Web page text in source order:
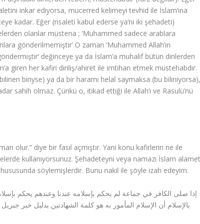
inkar ediyorsa, mucerred kelimeyi tevhid ile İslam’ına
kadar. Eğer (risaleti kabul ederse ya’ni iki şehadeti)
olanlar müstena ; ‘Muhammed sadece arablara
gönderilmemiştir’ O zaman ‘Muhammed Allah’ın
değinceye ya da İslam’a muhalif bütün dinlerden
giren her kafiri diriliş/ahiret ile imtihan etmek müstehabdır.
biriyse) ya da bir haramı helal saymaksa (bu
sahih olmaz. Çünkü o, itikad ettiği ile Allah’ı ve Rasulü’nü
olur.” diye bir fasıl açmıştır. Yani konu kafirlerin ne ile
kullanıyorsunuz. Şehadeteyni veya namazı İslam
söylemişlerdir. Bunu nakil ile şöyle izah edeyim.
إذا صلى الكافر في جماعة لم يحكم بإسلامه عندنا وعندهم يحكم
بالإسلام أن الإسلام المأمور به هو كلمة الشهادتين بدليل خبر